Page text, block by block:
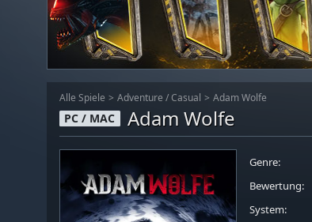
Alle Spiele Adventure / Casual Adam Wolfe
PC / MAC Adam Wolfe
Genre:
Bewertung:
System: